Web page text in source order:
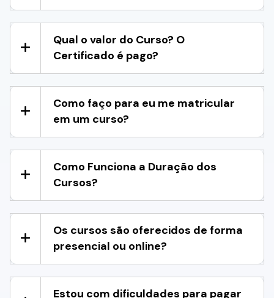
Qual o valor do Curso? O
Certificado é pago?
Como faço para eu me matricular
em um curso?
Como Funciona a Duração dos
Cursos?
Os cursos são oferecidos de forma
presencial ou online?
Estou com dificuldades para pagar